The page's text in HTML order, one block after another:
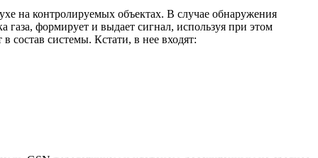
на контролируемых объектах. В случае обнаружения
формирует и выдает сигнал, используя при этом
состав системы. Кстати, в нее входят: